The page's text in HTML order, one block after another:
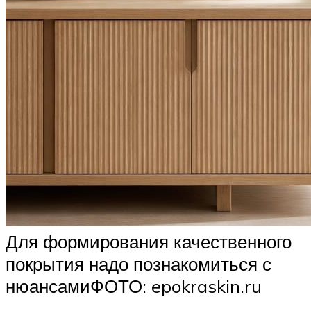
Для формирования качественного
покрытия надо познакомиться с
нюансамиФОТО: epokraskin.ru